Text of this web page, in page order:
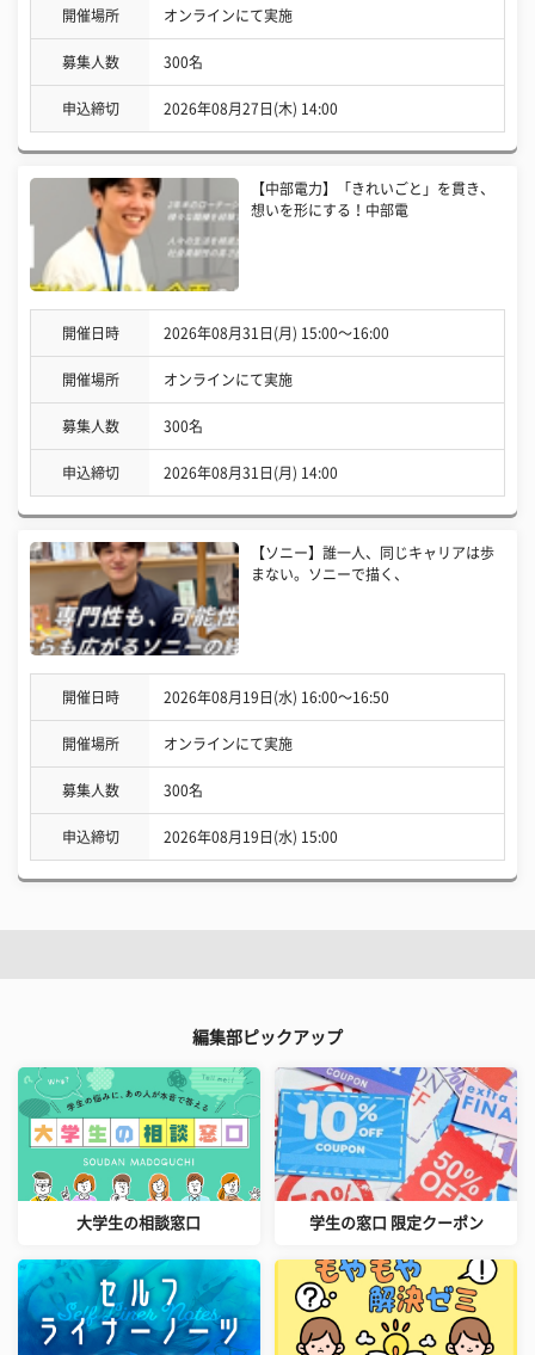
開催場所 オンラインにて実施
募集人数 300名
申込締切 2026年08月27日(木) 14:00
【中部電力】「きれいごと」を貫き、
想いを形にする！中部電
開催日時 2026年08月31日(月) 15:00〜16:00
開催場所 オンラインにて実施
募集人数 300名
申込締切 2026年08月31日(月) 14:00
【ソニー】誰一人、同じキャリアは歩
まない。ソニーで描く、
開催日時 2026年08月19日(水) 16:00〜16:50
開催場所 オンラインにて実施
募集人数 300名
申込締切 2026年08月19日(水) 15:00
編集部ピックアップ
大学生の相談窓口 学生の窓口 限定クーポン